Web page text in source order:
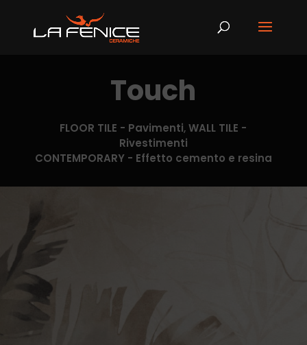
Touch
FLOOR TILE - Pavimenti,WALL TILE -
Rivestimenti
CONTEMPORARY - Effetto cemento e resina